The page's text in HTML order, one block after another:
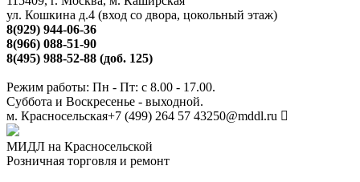
ул. Кошкина д.4 (вход со двора, цокольный этаж)
8(929) 944-06-36
8(966) 088-51-90
8(495) 988-52-88 (доб. 125)
Режим работы: Пн - Пт: с 8.00 - 17.00.
Суббота и Воскресенье - выходной.
м. Красносельская+7 (499) 264 57 43250@mddl.ru
МИДЛ на Красносельской
Розничная торговля и ремонт